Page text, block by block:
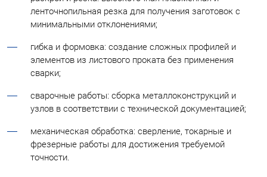
ленточнопильная резка для получения заготовок с
минимальными отклонениями;
гибка и формовка: создание сложных профилей и
элементов из листового проката без применения
сварки;
сварочные работы: сборка металлоконструкций и
узлов в соответствии с технической документацией;
механическая обработка: сверление, токарные и
фрезерные работы для достижения требуемой
точности.